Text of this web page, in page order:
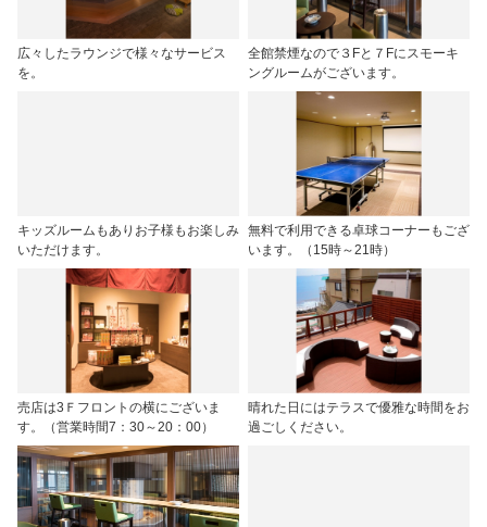
広々したラウンジで様々なサービス
を。
全館禁煙なので３Fと７Fにスモーキ
ングルームがございます。
キッズルームもありお子様もお楽しみ
いただけます。
無料で利用できる卓球コーナーもござ
います。（15時～21時）
売店は3Ｆフロントの横にございま
す。（営業時間7：30～20：00）
晴れた日にはテラスで優雅な時間をお
過ごしください。